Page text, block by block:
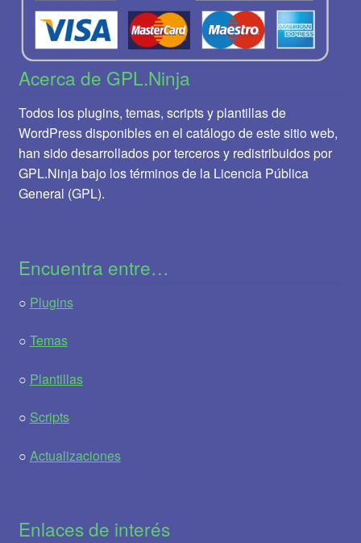
Acerca de GPL.Ninja
Todos los plugins, temas, scripts y plantillas de
WordPress disponibles en el catálogo de este sitio web,
han sido desarrollados por terceros y redistribuidos por
GPL.Ninja bajo los términos de la Licencia Pública
General (GPL).
Encuentra entre…
○ Plugins
○ Temas
○ Plantillas
○ Scripts
○ Actualizaciones
Enlaces de interés